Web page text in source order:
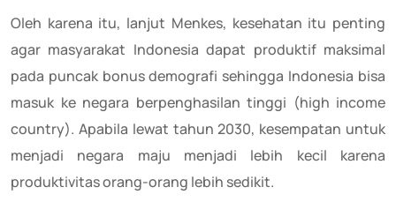
Oleh karena itu, lanjut Menkes, kesehatan itu penting
agar masyarakat Indonesia dapat produktif maksimal
pada puncak bonus demografi sehingga Indonesia bisa
masuk ke negara berpenghasilan tinggi (high income
country). Apabila lewat tahun 2030, kesempatan untuk
menjadi negara maju menjadi lebih kecil karena
produktivitas orang-orang lebih sedikit.